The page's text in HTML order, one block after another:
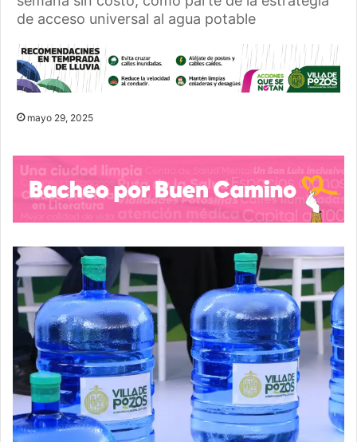
de acceso universal al agua potable
mayo 29, 2025